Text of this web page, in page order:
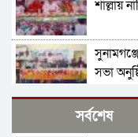
শাল্লায়
সভা
সর্বশেষ